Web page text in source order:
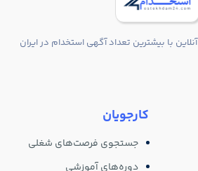
کارجویان
جستجوی فرصت‌های شغلی
دوره‌های آموزشی